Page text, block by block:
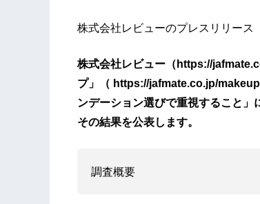
株式会社レビューのプレスリリース
株式会社レビュー（https://
プ」（ https://jafmate.co.jp/
ンデーション選びで重視すること」
その結果を公表します。
調査概要